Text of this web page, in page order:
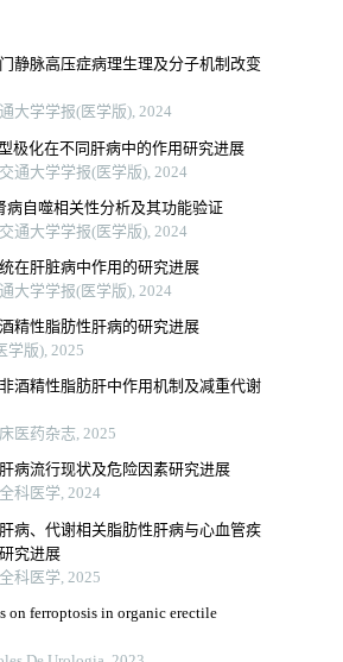
静脉高压症病理生理及分子机制改变
大学学报(医学版), 2024
极化在不同肝病中的作用研究进展
通大学学报(医学版), 2024
病自噬相关性分析及其功能验证
通大学学报(医学版), 2024
在肝脏病中作用的研究进展
大学学报(医学版), 2024
精性脂肪性肝病的研究进展
学版), 2025
酒精性脂肪肝中作用机制及减重代谢
医药杂志, 2025
病流行现状及危险因素研究进展
科医学, 2024
病、代谢相关脂肪性肝病与心血管疾
究进展
科医学, 2025
on ferroptosis in organic erectile